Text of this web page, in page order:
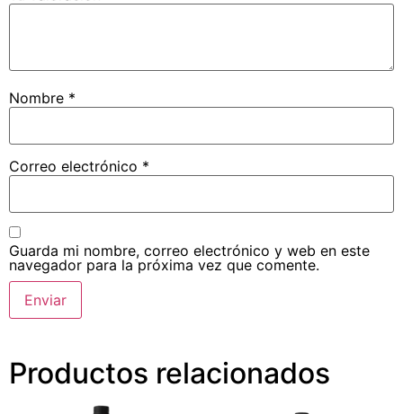
Nombre *
Correo electrónico *
Guarda mi nombre, correo electrónico y web en este
navegador para la próxima vez que comente.
Productos relacionados